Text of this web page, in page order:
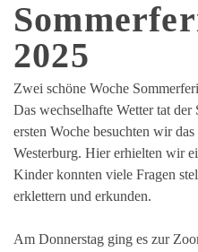
2025
Zwei schöne Woche
Das wechselhafte Wetter tat
ersten Woche besuchten wir
Westerburg. Hier erhielten wir
Kinder konnten viele Fragen
erklettern und erkunden.
Am Donnerstag ging es zur